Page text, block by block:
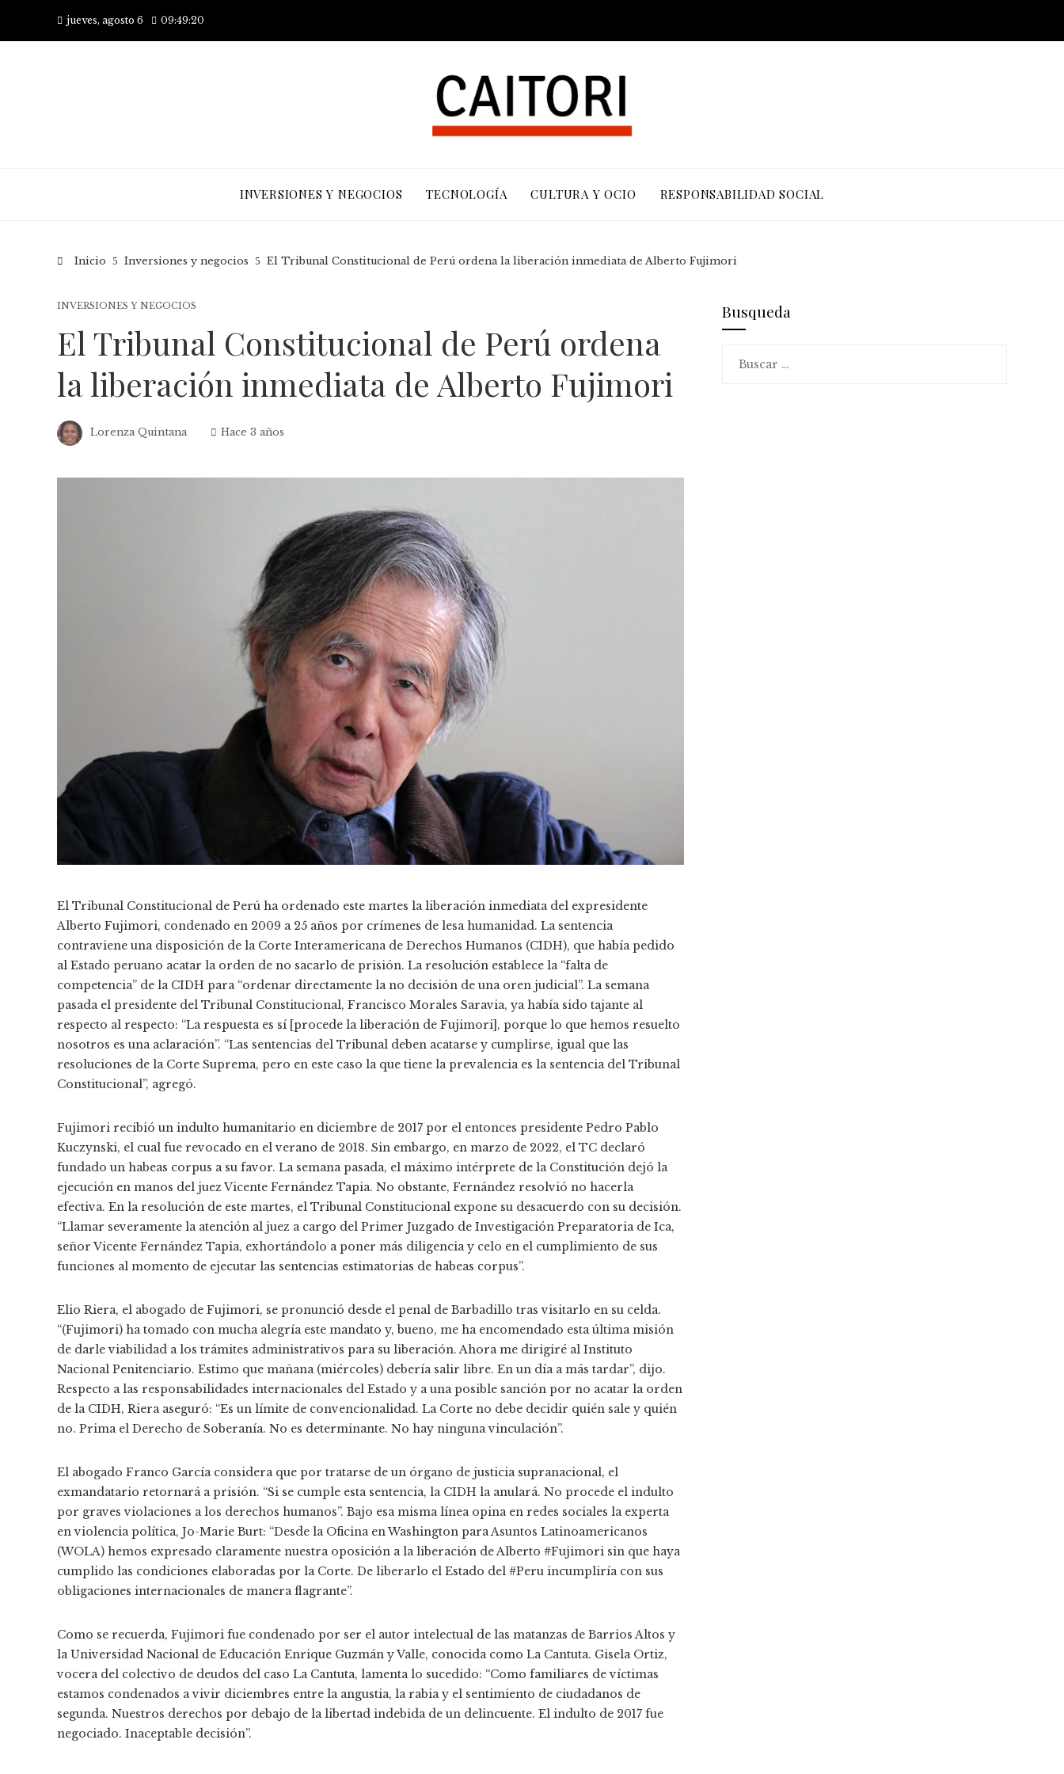
jueves, agosto 6 09:49:20
INVERSIONES Y NEGOCIOS TECNOLOGÍA CULTURA Y OCIO RESPONSABILIDAD SOCIAL
Inicio Inversiones y negocios El Tribunal Constitucional de Perú ordena la liberación inmediata de Alberto Fujimori
INVERSIONES Y NEGOCIOS
El Tribunal Constitucional de Perú ordena
la liberación inmediata de Alberto Fujimori
Lorenza Quintana Hace 3 años
El Tribunal Constitucional de Perú ha ordenado este martes la liberación inmediata del expresidente
Alberto Fujimori, condenado en 2009 a 25 años por crímenes de lesa humanidad. La sentencia
contraviene una disposición de la Corte Interamericana de Derechos Humanos (CIDH), que había pedido
al Estado peruano acatar la orden de no sacarlo de prisión. La resolución establece la “falta de
competencia” de la CIDH para “ordenar directamente la no decisión de una oren judicial”. La semana
pasada el presidente del Tribunal Constitucional, Francisco Morales Saravia, ya había sido tajante al
respecto al respecto: “La respuesta es sí [procede la liberación de Fujimori], porque lo que hemos resuelto
nosotros es una aclaración”. “Las sentencias del Tribunal deben acatarse y cumplirse, igual que las
resoluciones de la Corte Suprema, pero en este caso la que tiene la prevalencia es la sentencia del Tribunal
Constitucional”, agregó.
Fujimori recibió un indulto humanitario en diciembre de 2017 por el entonces presidente Pedro Pablo
Kuczynski, el cual fue revocado en el verano de 2018. Sin embargo, en marzo de 2022, el TC declaró
fundado un habeas corpus a su favor. La semana pasada, el máximo intérprete de la Constitución dejó la
ejecución en manos del juez Vicente Fernández Tapia. No obstante, Fernández resolvió no hacerla
efectiva. En la resolución de este martes, el Tribunal Constitucional expone su desacuerdo con su decisión.
“Llamar severamente la atención al juez a cargo del Primer Juzgado de Investigación Preparatoria de Ica,
señor Vicente Fernández Tapia, exhortándolo a poner más diligencia y celo en el cumplimiento de sus
funciones al momento de ejecutar las sentencias estimatorias de habeas corpus”.
Elio Riera, el abogado de Fujimori, se pronunció desde el penal de Barbadillo tras visitarlo en su celda.
“(Fujimori) ha tomado con mucha alegría este mandato y, bueno, me ha encomendado esta última misión
de darle viabilidad a los trámites administrativos para su liberación. Ahora me dirigiré al Instituto
Nacional Penitenciario. Estimo que mañana (miércoles) debería salir libre. En un día a más tardar”, dijo.
Respecto a las responsabilidades internacionales del Estado y a una posible sanción por no acatar la orden
de la CIDH, Riera aseguró: “Es un límite de convencionalidad. La Corte no debe decidir quién sale y quién
no. Prima el Derecho de Soberanía. No es determinante. No hay ninguna vinculación”.
El abogado Franco García considera que por tratarse de un órgano de justicia supranacional, el
exmandatario retornará a prisión. “Si se cumple esta sentencia, la CIDH la anulará. No procede el indulto
por graves violaciones a los derechos humanos”. Bajo esa misma línea opina en redes sociales la experta
en violencia política, Jo-Marie Burt: “Desde la Oficina en Washington para Asuntos Latinoamericanos
(WOLA) hemos expresado claramente nuestra oposición a la liberación de Alberto #Fujimori sin que haya
cumplido las condiciones elaboradas por la Corte. De liberarlo el Estado del #Peru incumpliría con sus
obligaciones internacionales de manera flagrante”.
Como se recuerda, Fujimori fue condenado por ser el autor intelectual de las matanzas de Barrios Altos y
la Universidad Nacional de Educación Enrique Guzmán y Valle, conocida como La Cantuta. Gisela Ortiz,
vocera del colectivo de deudos del caso La Cantuta, lamenta lo sucedido: “Como familiares de víctimas
estamos condenados a vivir diciembres entre la angustia, la rabia y el sentimiento de ciudadanos de
segunda. Nuestros derechos por debajo de la libertad indebida de un delincuente. El indulto de 2017 fue
negociado. Inaceptable decisión”.
Busqueda